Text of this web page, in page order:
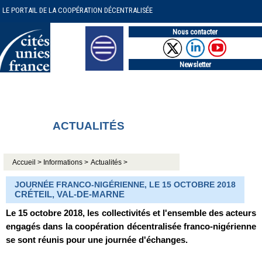
LE PORTAIL DE LA COOPÉRATION DÉCENTRALISÉE
Nous contacter
Newsletter
ACTUALITÉS
Accueil > Informations > Actualités >
JOURNÉE FRANCO-NIGÉRIENNE, LE 15 OCTOBRE 2018
CRÉTEIL, VAL-DE-MARNE
Le 15 octobre 2018, les collectivités et l'ensemble des acteurs
engagés dans la coopération décentralisée franco-nigérienne
se sont réunis pour une journée d'échanges.